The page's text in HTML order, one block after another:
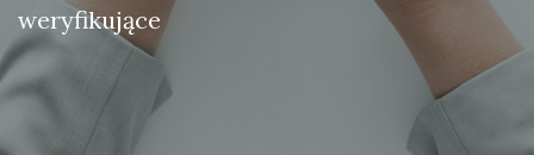
weryfikujące